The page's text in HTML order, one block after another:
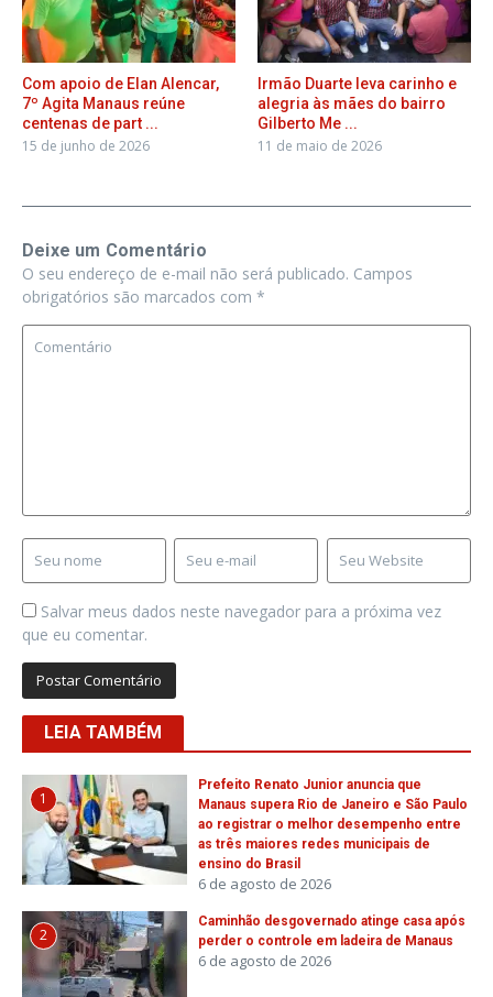
Com apoio de Elan Alencar,
7º Agita Manaus reúne
centenas de part ...
15 de junho de 2026
Irmão Duarte leva carinho e
alegria às mães do bairro
Gilberto Me ...
11 de maio de 2026
Deixe um Comentário
O seu endereço de e-mail não será publicado. Campos
obrigatórios são marcados com *
Salvar meus dados neste navegador para a próxima vez
que eu comentar.
LEIA TAMBÉM
1
Prefeito Renato Junior anuncia que
Manaus supera Rio de Janeiro e São Paulo
ao registrar o melhor desempenho entre
as três maiores redes municipais de
ensino do Brasil
6 de agosto de 2026
2
Caminhão desgovernado atinge casa após
perder o controle em ladeira de Manaus
6 de agosto de 2026